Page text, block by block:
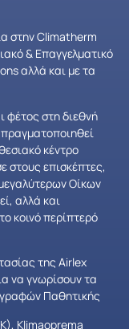
στην Climatherm
& Επαγγελματικό
αλλά και με τα
φέτος στη διεθνή
κέντρο
στους επισκέπτες,
Οίκων
αλλά και
κοινό περίπτερό
της Airlex
να γνωρίσουν τα
Παθητικής
Klimaoprema